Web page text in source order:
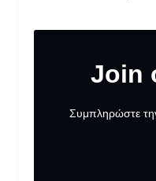
Unlock
Join
Συμπληρώστε